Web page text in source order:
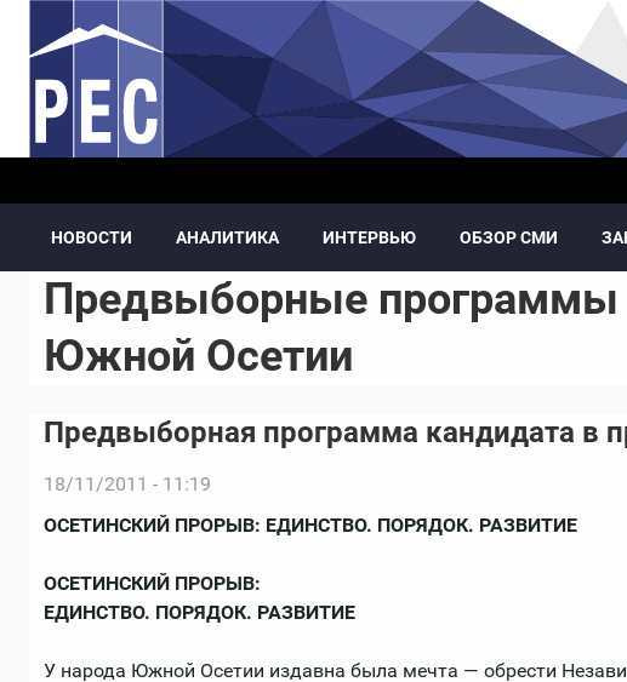
Перейти к основному содержанию
НОВОСТИ АНАЛИТИКА ИНТЕРВЬЮ ОБЗОР СМИ
Предвыборные программы
Южной Осетии
Предвыборная программа кандидата в
18/11/2011 - 11:19
ОСЕТИНСКИЙ ПРОРЫВ: ЕДИНСТВО. ПОРЯДОК. РАЗВИТИЕ
ОСЕТИНСКИЙ ПРОРЫВ:
ЕДИНСТВО. ПОРЯДОК. РАЗВИТИЕ
У народа Южной Осетии издавна была мечта — обрести